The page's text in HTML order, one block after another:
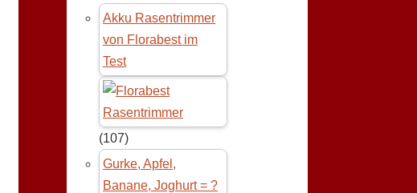
Akku Rasentrimmer
von Florabest im
Test
(107)
Gurke, Apfel,
Banane, Joghurt = ?